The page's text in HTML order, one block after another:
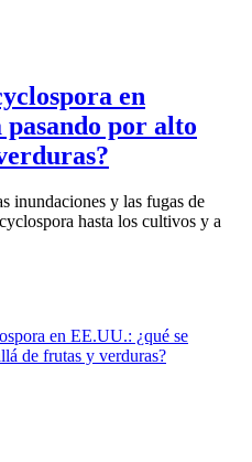
en
pasando por alto
inundaciones y las fugas de
hasta los cultivos y a